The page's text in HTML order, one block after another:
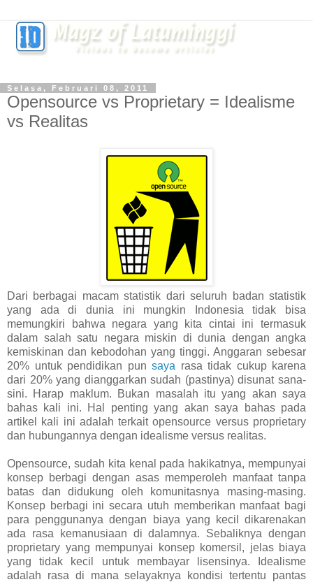
Selasa, Februari 08, 2011
Opensource vs Proprietary = Idealisme
vs Realitas
Dari berbagai macam statistik dari seluruh badan statistik
yang ada di dunia ini mungkin Indonesia tidak bisa
memungkiri bahwa negara yang kita cintai ini termasuk
dalam salah satu negara miskin di dunia dengan angka
kemiskinan dan kebodohan yang tinggi. Anggaran sebesar
20% untuk pendidikan pun saya rasa tidak cukup karena
dari 20% yang dianggarkan sudah (pastinya) disunat sana-
sini. Harap maklum. Bukan masalah itu yang akan saya
bahas kali ini. Hal penting yang akan saya bahas pada
artikel kali ini adalah terkait opensource versus proprietary
dan hubungannya dengan idealisme versus realitas.
Opensource, sudah kita kenal pada hakikatnya, mempunyai
konsep berbagi dengan asas memperoleh manfaat tanpa
batas dan didukung oleh komunitasnya masing-masing.
Konsep berbagi ini secara utuh memberikan manfaat bagi
para penggunanya dengan biaya yang kecil dikarenakan
ada rasa kemanusiaan di dalamnya. Sebaliknya dengan
proprietary yang mempunyai konsep komersil, jelas biaya
yang tidak kecil untuk membayar lisensinya. Idealisme
adalah rasa di mana selayaknya kondisi tertentu pantas